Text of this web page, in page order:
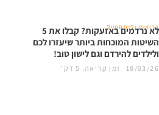
בריאות ולייפסטייל
לא נרדמים באזעקות? קבלו את 5
השיטות המוכחות ביותר שיעזרו לכם
ולילדים להירדם וגם לישון טוב!
18/03/26 זמן קריאה: 5 דק'